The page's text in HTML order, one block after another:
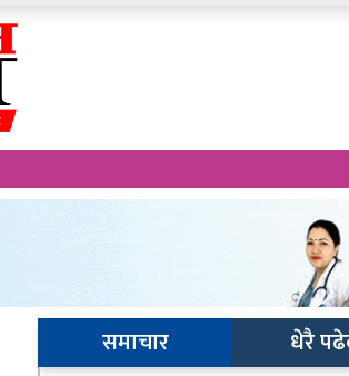
समाचार
धेरै